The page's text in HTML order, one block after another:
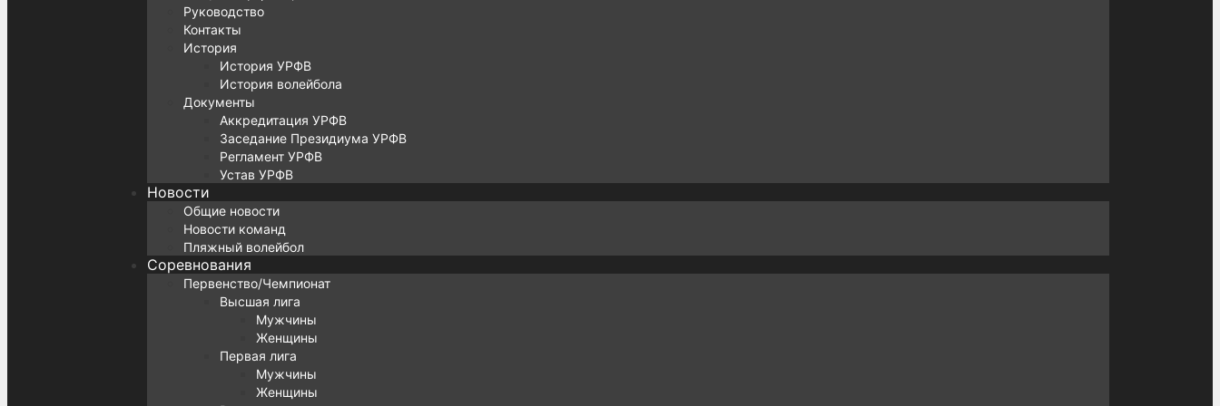
Руководство
Контакты
История
История УРФВ
История волейбола
Документы
Аккредитация УРФВ
Заседание Президиума УРФВ
Регламент УРФВ
Устав УРФВ
Новости
Общие новости
Новости команд
Пляжный волейбол
Соревнования
Первенство/Чемпионат
Высшая лига
Мужчины
Женщины
Первая лига
Мужчины
Женщины